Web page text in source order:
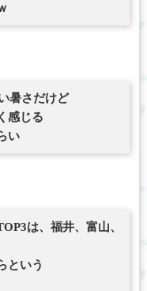
暑さだけど
感じる
い
は、福井、富山、
という